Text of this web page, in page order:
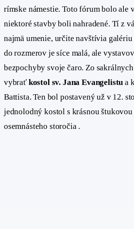
rímske námestie. Toto fórum bolo ale
niektoré stavby boli nahradené. Tí z
najmä umenie, určite navštívia
do rozmerov je síce malá, ale
bezpochyby svoje čaro. Zo
vybrať kostol sv. Jana Evangelistu a
Battista. Ten bol postavený už v 12.
jednolodný kostol s krásnou
osemnásteho storočia .